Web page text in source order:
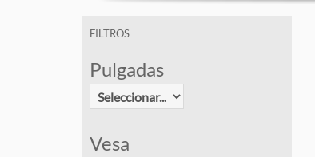
FILTROS
Pulgadas
Vesa